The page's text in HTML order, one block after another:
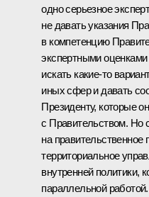
одно серьезное
не давать указания
в компетенцию
экспертными оценками
искать какие‑то
иных сфер и давать
Президенту, которые
с Правительством. Но
на
территориальное
внутренней политики,
параллельной